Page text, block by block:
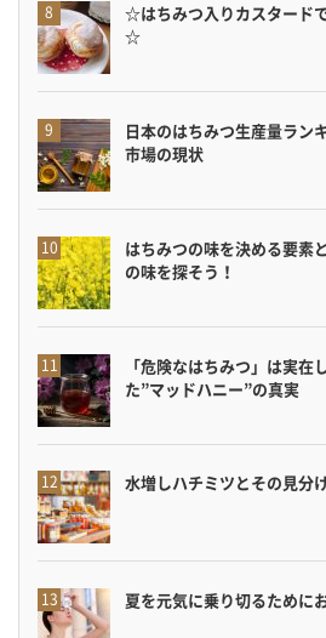
☆はちみつ入りカスタード
☆
日本のはちみつ生産量ラン
市場の現状
はちみつの味を決める要素
の味を探そう！
「危険なはちみつ」は実
た”マッドハニー”の真実
水増しハチミツとその見分
夏を元気に乗り切るために